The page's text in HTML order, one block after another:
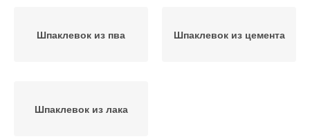
Шпаклевок из пва Шпаклевок из цемента
Шпаклевок из лака